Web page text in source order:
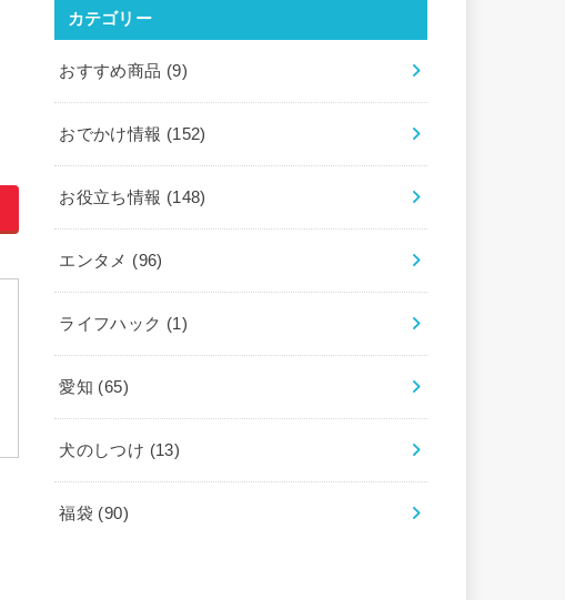
カテゴリー
おすすめ商品 (9)
おでかけ情報 (152)
お役立ち情報 (148)
エンタメ (96)
ライフハック (1)
愛知 (65)
犬のしつけ (13)
福袋 (90)